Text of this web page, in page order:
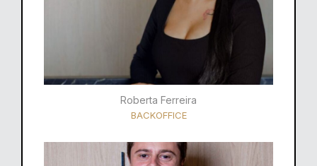
Roberta Ferreira
BACKOFFICE